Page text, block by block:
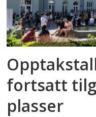
fortsatt
plasser